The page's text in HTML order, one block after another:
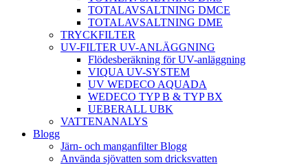
TOTALAVSALTNING DMCE
TOTALAVSALTNING DME
TRYCKFILTER
UV-FILTER UV-ANLÄGGNING
Flödesberäkning för UV-anläggning
VIQUA UV-SYSTEM
UV WEDECO AQUADA
WEDECO TYP B & TYP BX
UEBERALL UBK
VATTENANALYS
Blogg
Järn- och manganfilter Blogg
Använda sjövatten som dricksvatten